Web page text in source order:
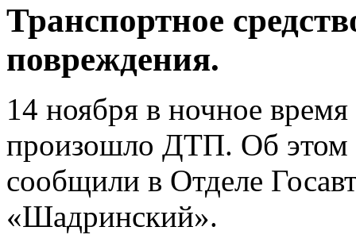
Транспортное
повреждения.
14 ноября в ночное
произошло ДТП. Об этом
сообщили в Отделе
«Шадринский».